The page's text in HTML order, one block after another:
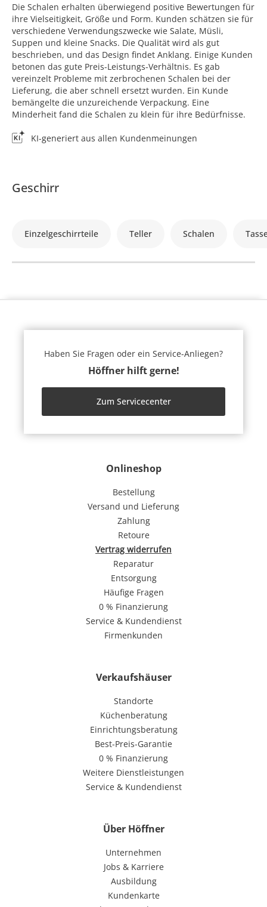
Die Schalen erhalten überwiegend positive Bewertungen für
ihre Vielseitigkeit, Größe und Form. Kunden schätzen sie für
verschiedene Verwendungszwecke wie Salate, Müsli,
Suppen und kleine Snacks. Die Qualität wird als gut
beschrieben, und das Design findet Anklang. Einige Kunden
betonen das gute Preis-Leistungs-Verhältnis. Es gab
vereinzelt Probleme mit zerbrochenen Schalen bei der
Lieferung, die aber schnell ersetzt wurden. Ein Kunde
bemängelte die unzureichende Verpackung. Eine
Minderheit fand die Schalen zu klein für ihre Bedürfnisse.
KI-generiert aus allen Kundenmeinungen
Geschirr
Einzelgeschirrteile Teller Schalen
Onlineshop
Bestellung
Versand und Lieferung
Zahlung
Retoure
Vertrag widerrufen
Reparatur
Entsorgung
Häufige Fragen
0 % Finanzierung
Service & Kundendienst
Firmenkunden
Verkaufshäuser
Standorte
Küchenberatung
Einrichtungsberatung
Best-Preis-Garantie
0 % Finanzierung
Weitere Dienstleistungen
Service & Kundendienst
Über Höffner
Unternehmen
Jobs & Karriere
Ausbildung
Kundenkarte
Haben Sie Fragen oder ein Service-Anliegen?
Höffner hilft gerne!
Zum Servicecenter